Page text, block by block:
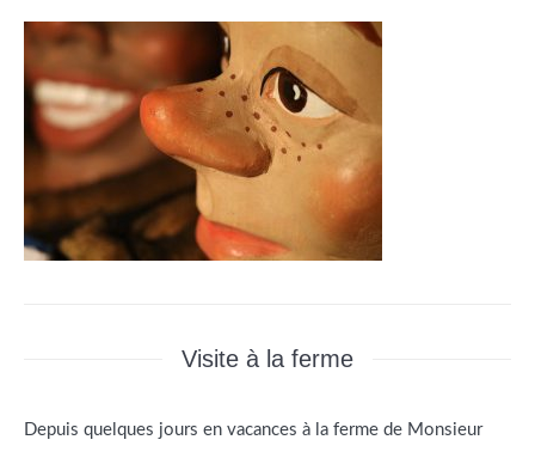
Visite à la ferme
Depuis quelques jours en vacances à la ferme de Monsieur